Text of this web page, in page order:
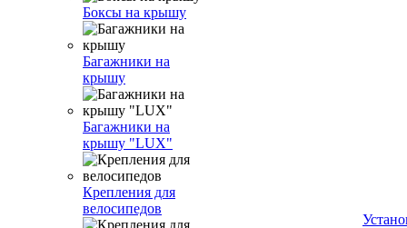
Боксы на крышу
Багажники на
крышу
Багажники на
крышу "LUX"
Крепления для
велосипедов